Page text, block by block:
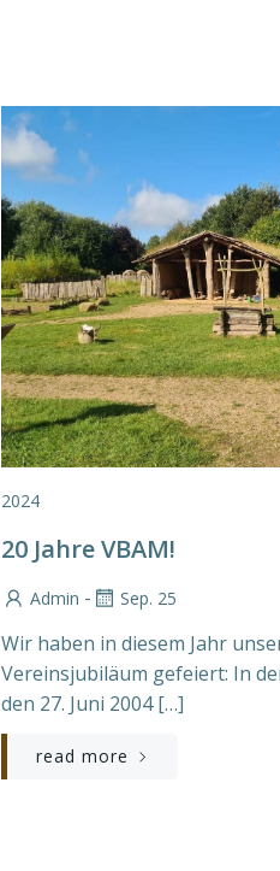
2024
20 Jahre VBAM!
Admin - Sep. 25
Wir haben in diesem Jahr
Vereinsjubiläum gefeiert: In
den 27. Juni 2004 […]
read more